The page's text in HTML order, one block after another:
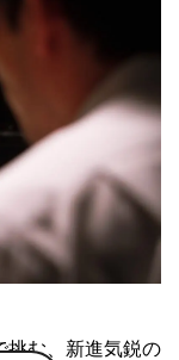
挑む、新進気鋭の